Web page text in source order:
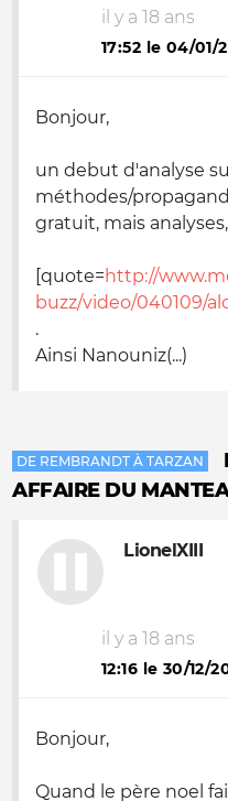
il y a 18 ans
17:52 le 04/01/
Bonjour,
un debut d'analyse
méthodes/
gratuit, mais
[quote=http://
buzz/video/040109/
.
Ainsi Nanouniz(...)
DE REMBRANDT À TARZAN
AFFAIRE DU
LionelXIII
il y a 18 ans
12:16 le 30/12/
Bonjour,
Quand le père noel